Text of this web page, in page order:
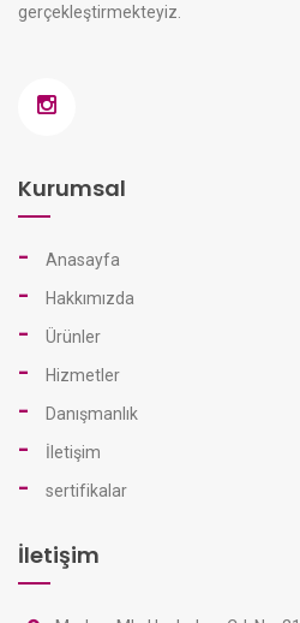
gerçekleştirmekteyiz.
Kurumsal
Anasayfa
Hakkımızda
Ürünler
Hizmetler
Danışmanlık
İletişim
sertifikalar
İletişim